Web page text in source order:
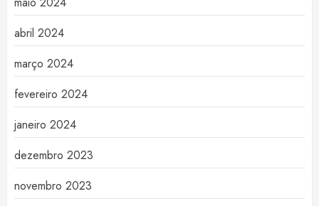
abril 2024
março 2024
fevereiro 2024
janeiro 2024
dezembro 2023
novembro 2023